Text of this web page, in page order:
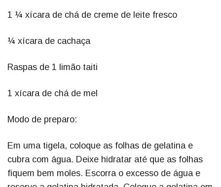
1 ¼ xícara de chá de creme de leite fresco
¼ xícara de cachaça
Raspas de 1 limão taiti
1 xícara de chá de mel
Modo de preparo:
Em uma tigela, coloque as folhas de gelatina e
cubra com água. Deixe hidratar até que as folhas
fiquem bem moles. Escorra o excesso de água e